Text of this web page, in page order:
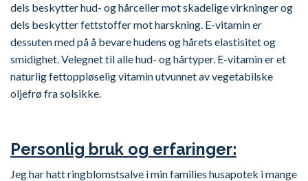
dels beskytter hud- og hårceller mot skadelige virkninger og
dels beskytter fettstoffer mot harskning. E-vitamin er
dessuten med på å bevare hudens og hårets elastisitet og
smidighet. Velegnet til alle hud- og hårtyper. E-vitamin er et
naturlig fettoppløselig vitamin utvunnet av vegetabilske
oljefrø fra solsikke.
Personlig bruk og erfaringer:
Jeg har hatt ringblomstsalve i min families husapotek i mange